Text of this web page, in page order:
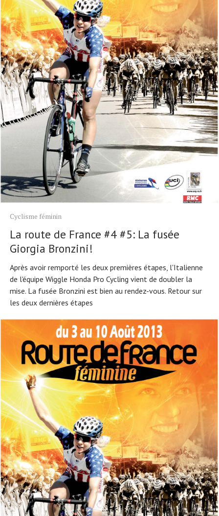
Cyclisme féminin
La route de France #4 #5: La fusée
Giorgia Bronzini!
Après avoir remporté les deux premières étapes, l'Italienne
de l'équipe Wiggle Honda Pro Cycling vient de doubler la
mise. La fusée Bronzini est bien au rendez-vous. Retour sur
les deux dernières étapes